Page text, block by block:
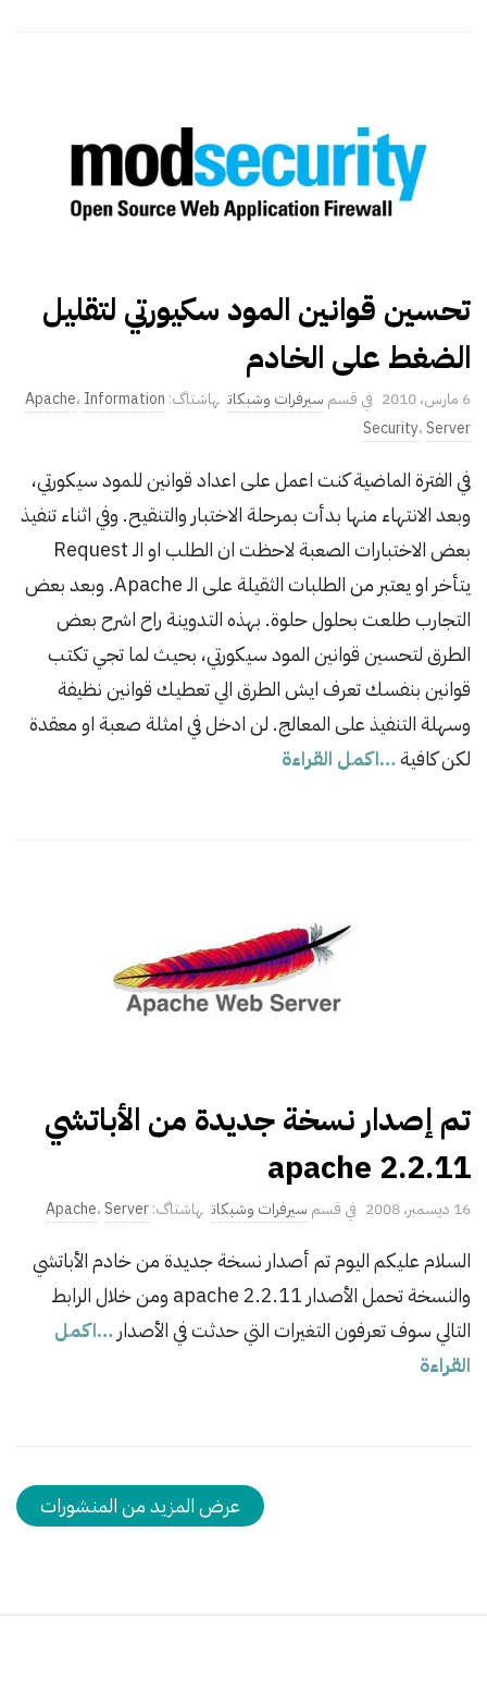
تحسين قوانين المود سكيورتي لتقليل
الضغط على الخادم
P
u
l
i
s
a
t
e
6 مارس، 2010 سيرفرات وشبكات Apache، Information
Security،Server
في الفترة الماضية كنت اعمل على اعداد قوانين للمود سيكورتي،
وبعد الانتهاء منها بدأت بمرحلة الاختبار والتنقيح. وفي اثناء تنفيذ
بعض الاختبارات الصعبة لاحظت ان الطلب او الـ Request
يتأخر او يعتبر من الطلبات الثقيلة على الـ Apache. وبعد بعض
التجارب طلعت بحلول حلوة. بهذه التدوينة راح اشرح بعض
الطرق لتحسين قوانين المود سيكورتي، بحيث لما تجي تكتب
قوانين بنفسك تعرف ايش الطرق الي تعطيك قوانين نظيفة
وسهلة التنفيذ على المعالج. لن ادخل في امثلة صعبة او معقدة
لكن كافية…اكمل القراءة
تم إصدار نسخة جديدة من الأباتشي
apache 2.2.11
P
b
l
i
s
a
16 ديسمبر، 2008 سيرفرات وشبكات Apache،Server
السلام عليكم اليوم تم أصدار نسخة جديدة من خادم الأباتشي
والنسخة تحمل الأصدار apache 2.2.11 ومن خلال الرابط
التالي سوف تعرفون التغيرات التي حدثت في الأصدار…اكمل
القراءة
عرض المزيد من المنشورات